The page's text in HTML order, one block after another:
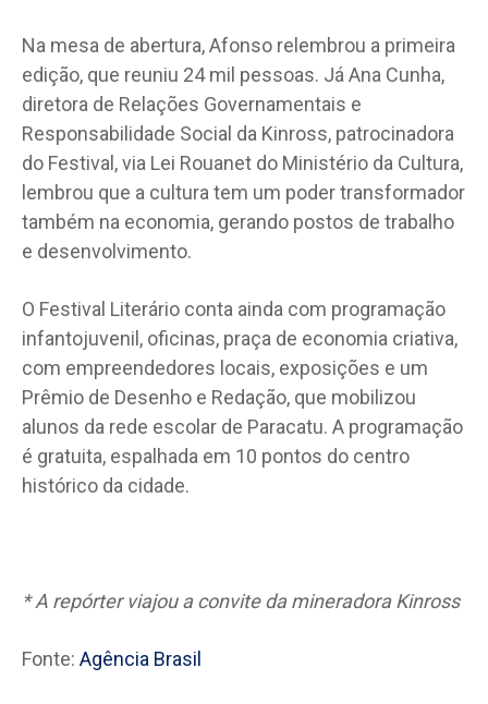
Na mesa de abertura, Afonso relembrou a primeira
edição, que reuniu 24 mil pessoas. Já Ana Cunha,
diretora de Relações Governamentais e
Responsabilidade Social da Kinross, patrocinadora
do Festival, via Lei Rouanet do Ministério da Cultura,
lembrou que a cultura tem um poder transformador
também na economia, gerando postos de trabalho
e desenvolvimento.
O Festival Literário conta ainda com programação
infantojuvenil, oficinas, praça de economia criativa,
com empreendedores locais, exposições e um
Prêmio de Desenho e Redação, que mobilizou
alunos da rede escolar de Paracatu. A programação
é gratuita, espalhada em 10 pontos do centro
histórico da cidade.
* A repórter viajou a convite da mineradora Kinross
Fonte: Agência Brasil